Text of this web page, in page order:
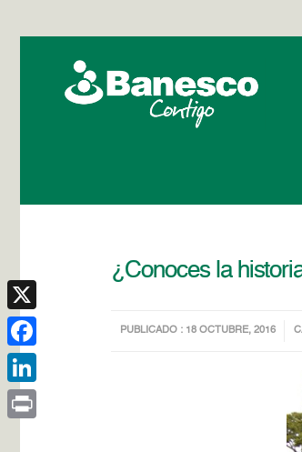
¿Conoces la
PUBLICADO : 18 OCTUBRE, 2016
X
Facebook
LinkedIn